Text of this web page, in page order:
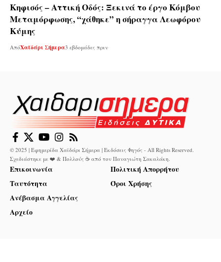
Κηφισός – Αττική Οδός: Ξεκινά το έργο Κόμβου
Μεταμόρφωσης, “χάθηκε” η σήραγγα Λεωφόρου
Κύμης
ΑπόΧαϊδάρι Σήμερα3 εβδομάδες πριν
© 2025 | Εφημερίδα Χαϊδάρι Σήμερα | Εκδόσεις Φηγός - All Rights Reserved.
Σχεδιάστηκε με ❤️ & Πολλούς ☕ από τον Παναγιώτη Σακαλάκη
Επικοινωνία
Ταυτότητα
Ανέβασμα Αγγελίας
Αρχείο
Πολιτική Απορρήτου
Όροι Χρήσης